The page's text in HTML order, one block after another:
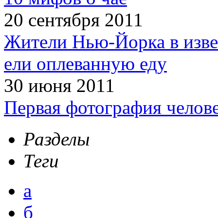
20 сентября 2011
Жители Нью-Йорка в
ели оплеванную еду
30 июня 2011
Первая фотография
Разделы
Теги
а
б